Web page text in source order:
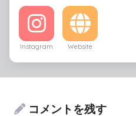
Instagram Website
コメントを残す